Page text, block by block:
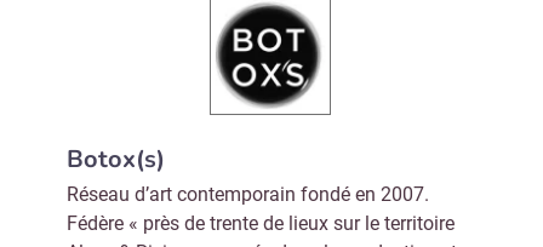
Botox(s)
Réseau d’art contemporain fondé en 2007.
Fédère « près de trente de lieux sur le territoire